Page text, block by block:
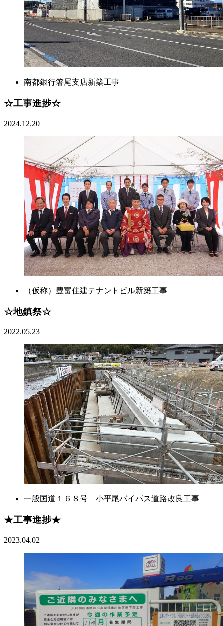
南都銀行箸尾支店新築工事
☆工事進捗☆
2024.12.20
（仮称）豊富住建テナントビル新築工事
☆地鎮祭☆
2022.05.23
一般国道１６８号 小平尾バイパス道路改良工事
★工事進捗★
2023.04.02